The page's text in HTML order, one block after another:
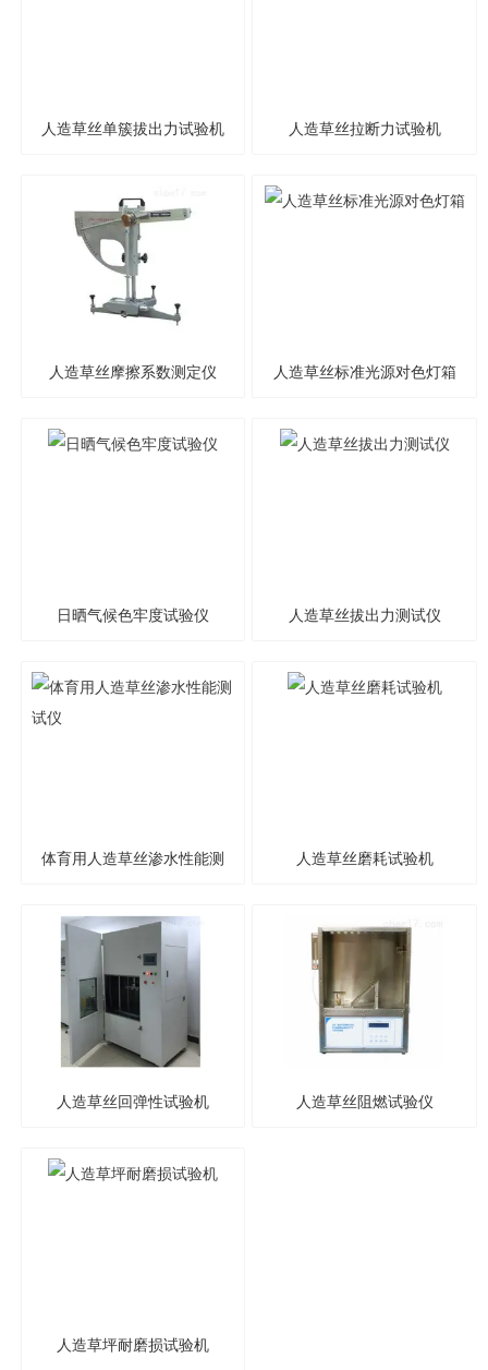
人造草丝单簇拔出力试验机 人造草丝拉断力试验机
人造草丝摩擦系数测定仪 人造草丝标准光源对色灯箱
​日晒气候色牢度试验仪 人造草丝拔出力测试仪
体育用人造草丝渗水性能测 人造草丝磨耗试验机
人造草丝回弹性试验机 人造草丝阻燃试验仪
人造草坪耐磨损试验机